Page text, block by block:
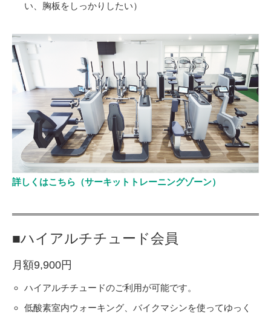
い、胸板をしっかりしたい）
詳しくはこちら（サーキットトレーニングゾーン）
■ハイアルチチュード会員
月額9,900円
ハイアルチチュードのご利用が可能です。
低酸素室内ウォーキング、バイクマシンを使ってゆっく